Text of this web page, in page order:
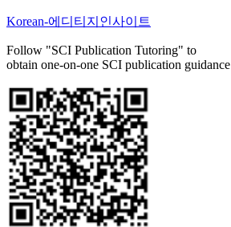
Korean-에디티지인사이트
Follow "SCI Publication Tutoring" to
obtain one-on-one SCI publication guidance